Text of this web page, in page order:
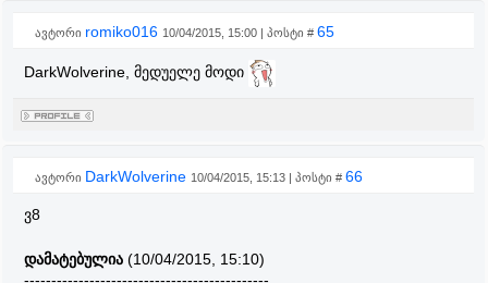
ავტორი romiko016 10/04/2015, 15:00 | პოსტი # 65
DarkWolverine, მედუელე მოდი
ავტორი DarkWolverine 10/04/2015, 15:13 | პოსტი # 66
ვ8
დამატებულია (10/04/2015, 15:10)